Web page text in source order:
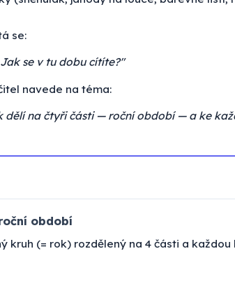
se:
se v tu dobu cítíte?"
navede na téma:
dělí na čtyři části — roční období — a ke
období
kruh (= rok) rozdělený na 4 části a každou